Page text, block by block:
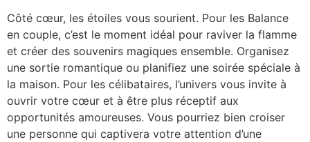
Côté cœur, les étoiles vous sourient. Pour les Balance
en couple, c’est le moment idéal pour raviver la flamme
et créer des souvenirs magiques ensemble. Organisez
une sortie romantique ou planifiez une soirée spéciale à
la maison. Pour les célibataires, l’univers vous invite à
ouvrir votre cœur et à être plus réceptif aux
opportunités amoureuses. Vous pourriez bien croiser
une personne qui captivera votre attention d’une